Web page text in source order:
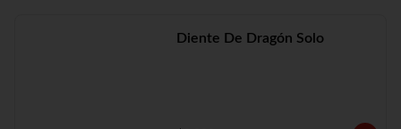
Diente De Dragón Solo